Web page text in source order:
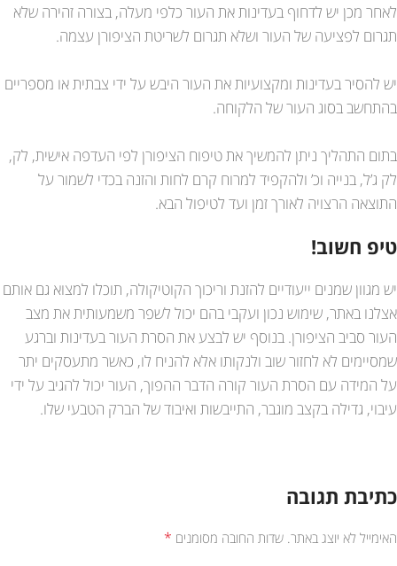
לאחר מכן יש לדחוף בעדינות את העור כלפי מעלה, בצורה זהירה שלא
תגרום לפציעה של העור ושלא תגרום לשריטת הציפורן עצמה.
יש להסיר בעדינות ומקצועיות את העור היבש על ידי צבתית או מספריים
בהתחשב בסוג העור של הלקוחה.
בתום התהליך ניתן להמשיך את טיפוח הציפורן לפי העדפה אישית, לק,
לק ג’ל, בנייה וכ’ ולהקפיד למרוח קרם לחות והזנה בכדי לשמור על
התוצאה הרצויה לאורך זמן ועד לטיפול הבא.
טיפ חשוב!
יש מגוון שמנים ייעודיים להזנת וריכוך הקוטיקולה, תוכלו למצוא גם אותם
אצלנו באתר, שימוש נכון ועקבי בהם יכול לשפר משמעותית את מצב
העור סביב הציפורן. בנוסף יש לבצע את הסרת העור בעדינות וברגע
שמסיימים לא לחזור שוב ולנקותו אלא להניח לו, כאשר מתעסקים יתר
על המידה עם הסרת העור קורה הדבר ההפוך, העור יכול להגיב על ידי
עיבוי, גדילה בקצב מוגבר, התייבשות ואיבוד של הברק הטבעי שלו.
כתיבת תגובה
האימייל לא יוצג באתר. שדות החובה מסומנים *